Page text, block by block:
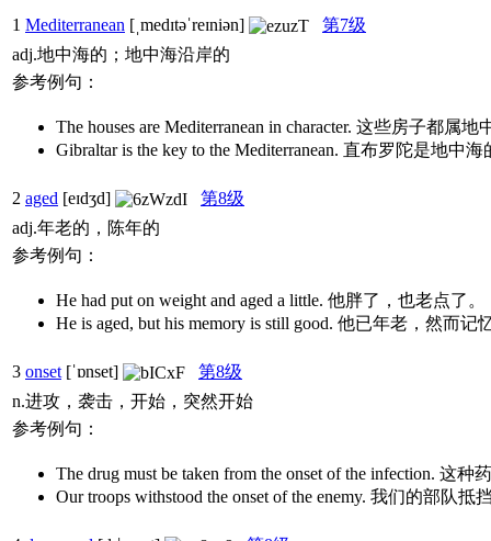
1 Mediterranean [ˌmedɪtəˈreɪniən]
第7级
adj.地中海的；地中海沿岸的
参考例句：
The houses are Mediterranean in character. 这些房子都属地
Gibraltar is the key to the Mediterranean. 直布罗陀是地中
2 aged [eɪdʒd]
第8级
adj.年老的，陈年的
参考例句：
He had put on weight and aged a little. 他胖了，也老点了。
He is aged, but his memory is still good. 他已年老，然而记
3 onset [ˈɒnset]
第8级
n.进攻，袭击，开始，突然开始
参考例句：
The drug must be taken from the onset of the infection. 这
Our troops withstood the onset of the enemy. 我们的部队